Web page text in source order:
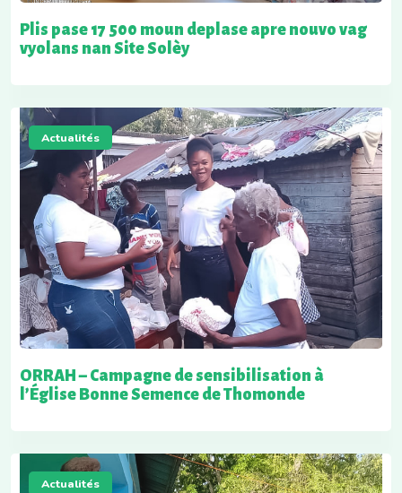
Plis pase 17 500 moun deplase apre nouvo vag
vyolans nan Site Solèy
Actualités
ORRAH – Campagne de sensibilisation à
l’Église Bonne Semence de Thomonde
Actualités